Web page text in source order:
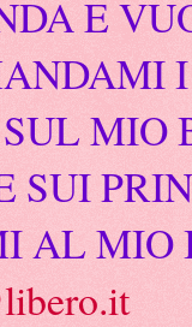
E
SUI
AL